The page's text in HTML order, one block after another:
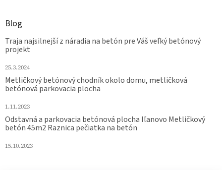
Blog
Traja najsilnejší z náradia na betón pre Váš veľký betónový
projekt
25.3.2024
Metličkový betónový chodník okolo domu, metličková
betónová parkovacia plocha
1.11.2023
Odstavná a parkovacia betónová plocha Iľanovo Metličkový
betón 45m2 Raznica pečiatka na betón
15.10.2023